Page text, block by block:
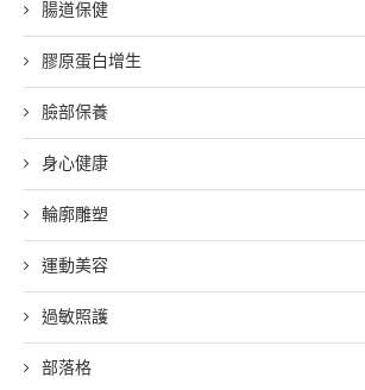
腸道保健
膠原蛋白增生
臉部保養
身心健康
輪廓雕塑
運動美容
過敏照護
部落格